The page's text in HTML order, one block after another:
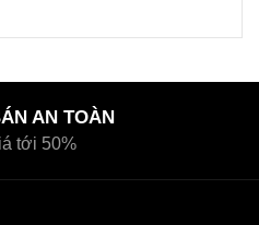
AN TOÀN
tới 50%